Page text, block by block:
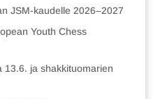
JSM-kaudelle 2026–2027
Youth Chess
13.6. ja shakkituomarien